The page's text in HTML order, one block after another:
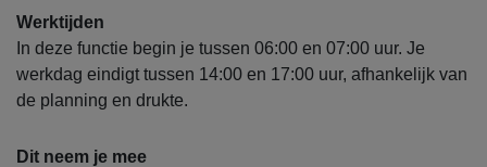
Werktijden
In deze functie begin je tussen 06:00 en 07:00 uur. Je
werkdag eindigt tussen 14:00 en 17:00 uur, afhankelijk van
de planning en drukte.
Dit neem je mee